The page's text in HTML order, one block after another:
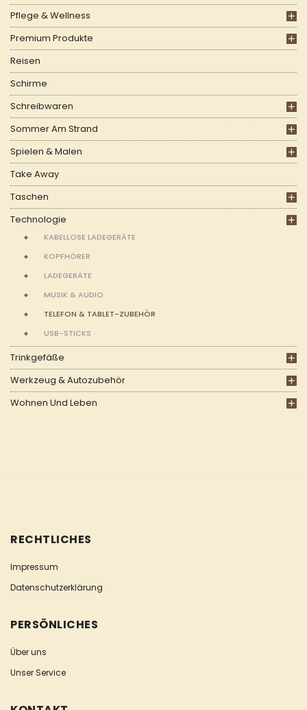
Pflege & Wellness
Premium Produkte
Reisen
Schirme
Schreibwaren
Sommer Am Strand
Spielen & Malen
Take Away
Taschen
Technologie
KABELLOSE LADEGERÄTE
KOPFHÖRER
LADEGERÄTE
MUSIK & AUDIO
TELEFON & TABLET-ZUBEHÖR
USB-STICKS
Trinkgefäße
Werkzeug & Autozubehör
Wohnen Und Leben
RECHTLICHES
Impressum
Datenschutzerklärung
PERSÖNLICHES
Über uns
Unser Service